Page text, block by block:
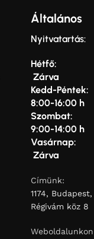
Általános
Nyitvatartás:
Hétfő:
Zárva
Kedd-Péntek:
8:00-16:00 h
Szombat:
9:00-14:00 h
Vasárnap:
Zárva
Címünk:
1174, Budapest,
Régivám köz 8
Weboldalunkon